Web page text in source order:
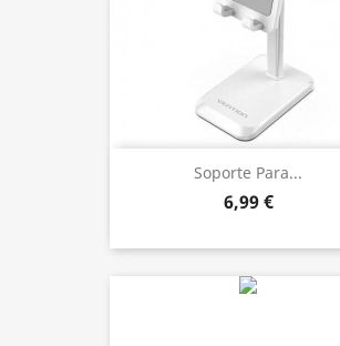
Soporte Para...
6,99 €